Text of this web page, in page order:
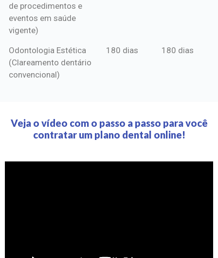
de procedimentos e
eventos em saúde
vigente)
Odontologia Estética
(Clareamento dentário
convencional)
180 dias 180 dias
Veja o vídeo com o passo a passo para você
contratar um plano dental online!